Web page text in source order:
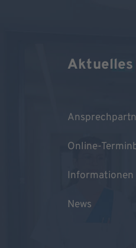
Online-
Informationen
News